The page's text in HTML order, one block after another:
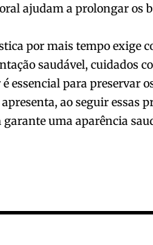
ajudam a prolongar os
por mais tempo exige
saudável, cuidados
essencial para preservar
ao seguir essas
uma aparência